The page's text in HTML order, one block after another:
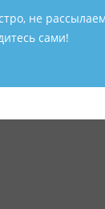
не
сами!